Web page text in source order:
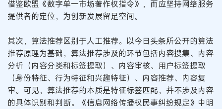
借鉴欧盟《数字单一市场著作权指令》，而应坚持网络服务
提供者的定位，为创新发展留足空间。
其次，算法推荐区别于人工推荐。以今日头条所公开的算法
推荐原理为基础，算法推荐涉及的环节包括内容搜集、内容
分析（内容分类和标签提取）、内容审核、用户标签提取
（身份特征、行为特征和兴趣特征）、内容推荐、内容复
审。可见，算法推荐的本质是特征标签匹配，并不涉及内容
的具体识别和判断。《信息网络传播权民事纠纷规定》中明